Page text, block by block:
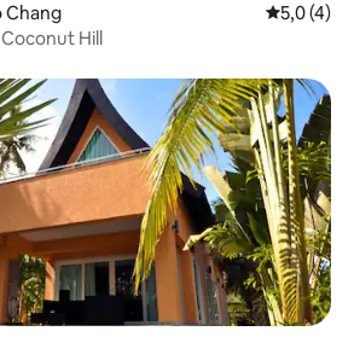
Chang Середня
5,0 (4)
Hill